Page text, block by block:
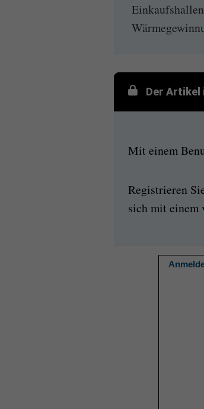
Der
Mit einem
Registrieren
sich mit einem